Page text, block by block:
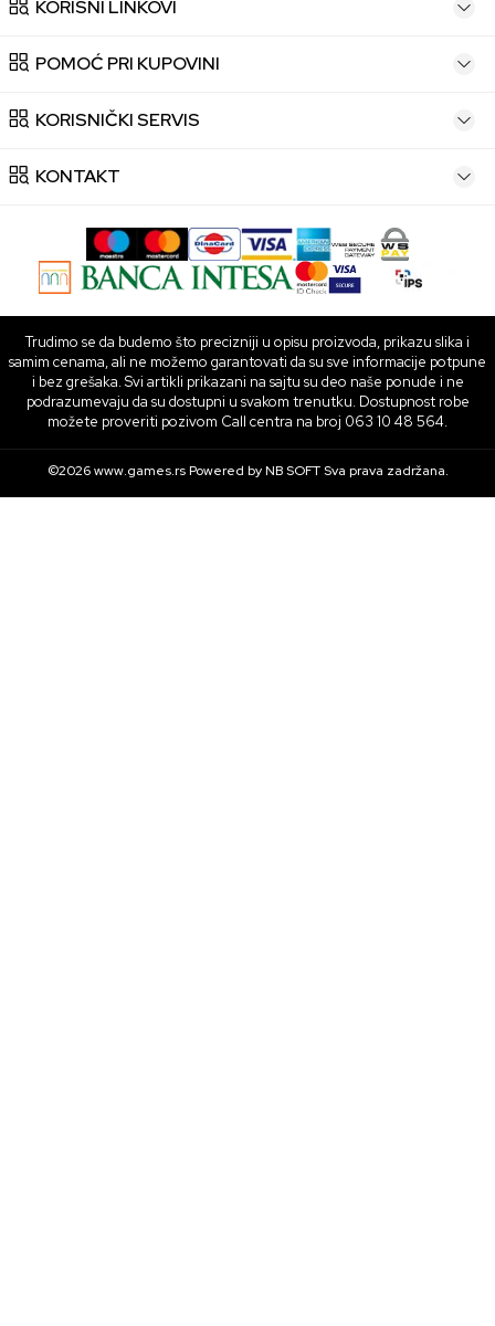
KORISNI LINKOVI
POMOĆ PRI KUPOVINI
KORISNIČKI SERVIS
KONTAKT
Trudimo se da budemo što precizniji u opisu proizvoda, prikazu slika i
samim cenama, ali ne možemo garantovati da su sve informacije potpune
i bez grešaka. Svi artikli prikazani na sajtu su deo naše ponude i ne
podrazumevaju da su dostupni u svakom trenutku. Dostupnost robe
možete proveriti pozivom Call centra na broj 063 10 48 564.
©2026www.games.rs Powered byNB SOFTSva prava zadržana.